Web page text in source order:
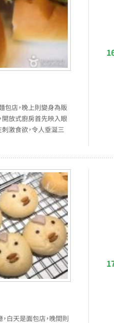
包店，晚上則變身為販
開放式廚房首先映入眼
激食欲，令人垂涎三
白天是面包店，晚間則